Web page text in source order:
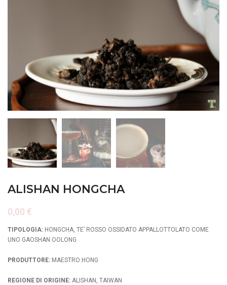
ALISHAN HONGCHA
0,00 €
TIPOLOGIA: HONGCHA, TE’ ROSSO OSSIDATO APPALLOTTOLATO COME
UNO GAOSHAN OOLONG
PRODUTTORE: MAESTRO HONG
REGIONE DI ORIGINE: ALISHAN, TAIWAN